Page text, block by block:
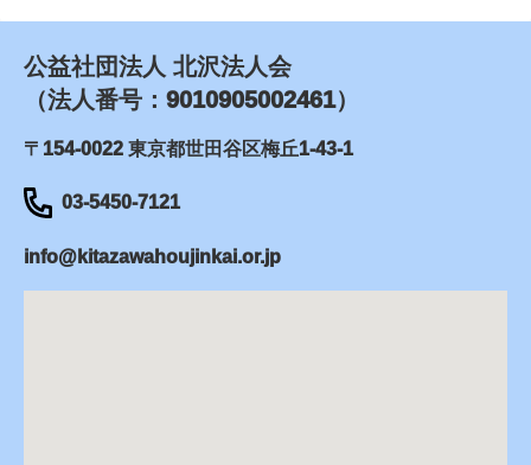
公益社団法人 北沢法人会
（法人番号：9010905002461）
〒154-0022 東京都世田谷区梅丘1-43-1
03-5450-7121
info@kitazawahoujinkai.or.jp